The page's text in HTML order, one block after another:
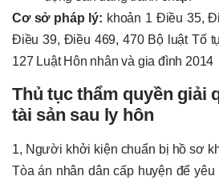
Cơ sở pháp lý: khoản 1 Điều 35,
Điều 39, Điều 469, 470 Bộ luật Tố
127 Luật Hôn nhân và gia đình 2014
Thủ tục thẩm quyền giải
tài sản sau ly hôn
1, Người khởi kiện chuẩn bị hồ sơ
Tòa án nhân dân cấp huyện để yêu